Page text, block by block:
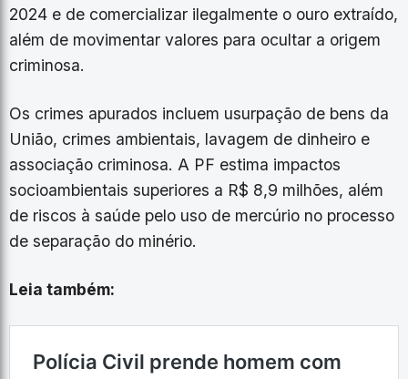
2024 e de comercializar ilegalmente o ouro extraído,
além de movimentar valores para ocultar a origem
criminosa.
Os crimes apurados incluem usurpação de bens da
União, crimes ambientais, lavagem de dinheiro e
associação criminosa. A PF estima impactos
socioambientais superiores a R$ 8,9 milhões, além
de riscos à saúde pelo uso de mercúrio no processo
de separação do minério.
Leia também: